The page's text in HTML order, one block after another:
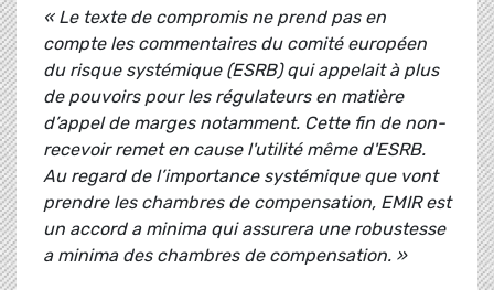
« Le texte de compromis ne prend pas en
compte les commentaires du comité européen
du risque systémique (ESRB) qui appelait à plus
de pouvoirs pour les régulateurs en matière
d’appel de marges notamment. Cette fin de non-
recevoir remet en cause l'utilité même d'ESRB.
Au regard de l’importance systémique que vont
prendre les chambres de compensation, EMIR est
un accord a minima qui assurera une robustesse
a minima des chambres de compensation. »